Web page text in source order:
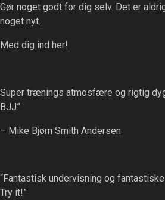
Gør noget godt for dig selv. Det er
noget nyt.
Med dig ind her!
Super trænings atmosfære og rigtig
BJJ”
– Mike Bjørn Smith Andersen
“Fantastisk undervisning og
Try it!”